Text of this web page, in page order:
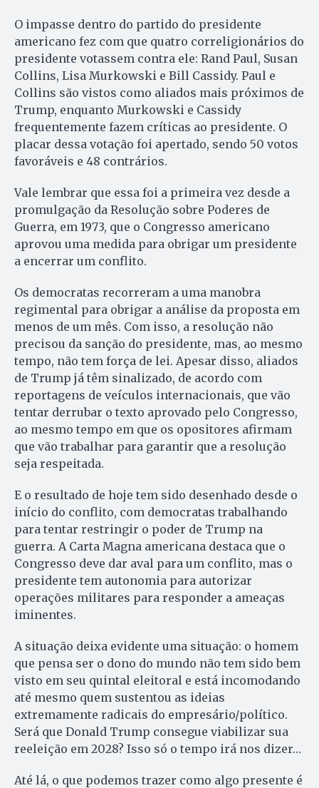
O impasse dentro do partido do presidente
americano fez com que quatro correligionários do
presidente votassem contra ele: Rand Paul, Susan
Collins, Lisa Murkowski e Bill Cassidy. Paul e
Collins são vistos como aliados mais próximos de
Trump, enquanto Murkowski e Cassidy
frequentemente fazem críticas ao presidente. O
placar dessa votação foi apertado, sendo 50 votos
favoráveis e 48 contrários.
Vale lembrar que essa foi a primeira vez desde a
promulgação da Resolução sobre Poderes de
Guerra, em 1973, que o Congresso americano
aprovou uma medida para obrigar um presidente
a encerrar um conflito.
Os democratas recorreram a uma manobra
regimental para obrigar a análise da proposta em
menos de um mês. Com isso, a resolução não
precisou da sanção do presidente, mas, ao mesmo
tempo, não tem força de lei. Apesar disso, aliados
de Trump já têm sinalizado, de acordo com
reportagens de veículos internacionais, que vão
tentar derrubar o texto aprovado pelo Congresso,
ao mesmo tempo em que os opositores afirmam
que vão trabalhar para garantir que a resolução
seja respeitada.
E o resultado de hoje tem sido desenhado desde o
início do conflito, com democratas trabalhando
para tentar restringir o poder de Trump na
guerra. A Carta Magna americana destaca que o
Congresso deve dar aval para um conflito, mas o
presidente tem autonomia para autorizar
operações militares para responder a ameaças
iminentes.
A situação deixa evidente uma situação: o homem
que pensa ser o dono do mundo não tem sido bem
visto em seu quintal eleitoral e está incomodando
até mesmo quem sustentou as ideias
extremamente radicais do empresário/político.
Será que Donald Trump consegue viabilizar sua
reeleição em 2028? Isso só o tempo irá nos dizer…
Até lá, o que podemos trazer como algo presente é